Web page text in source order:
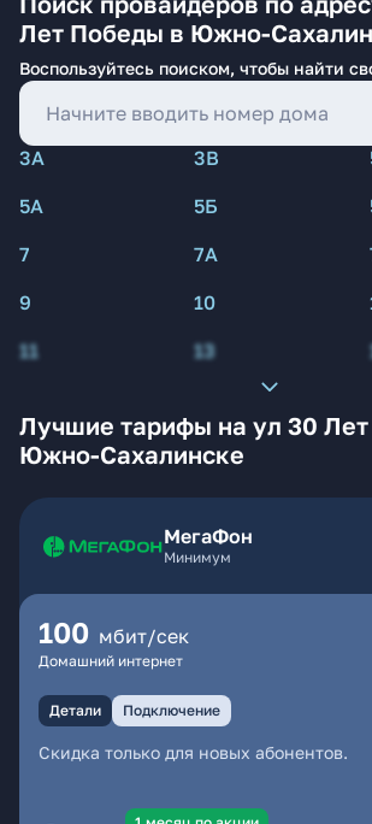
Лет Победы в Южно-
Воспользуйтесь поиском, чтобы найти
3А 3В
5А
5Б
7
7А
9
10
11
13
Лучшие тарифы на ул 30
Южно-Сахалинске
МегаФон
Минимум
100 мбит/сек
Домашний интернет
Детали Подключение
Скидка только для новых абонентов.